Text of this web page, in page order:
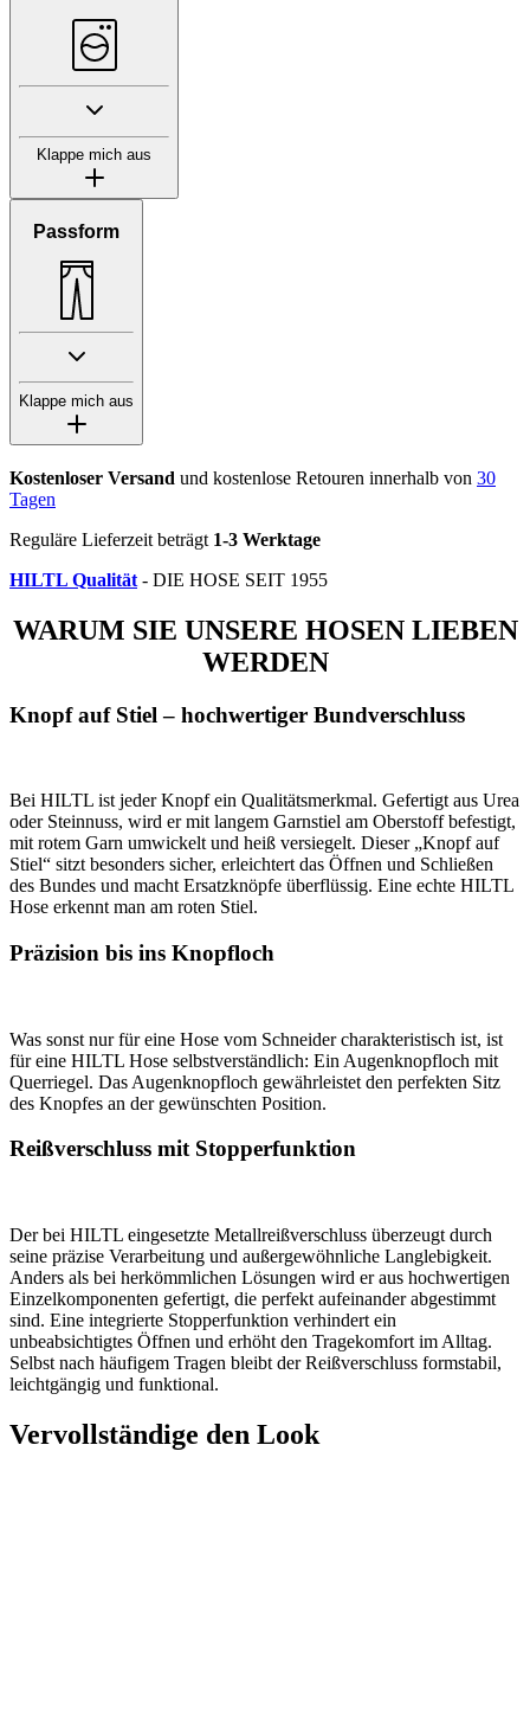
Klappe mich aus
Passform
Klappe mich aus
Kostenloser Versand und kostenlose Retouren innerhalb von 30
Tagen
Reguläre Lieferzeit beträgt 1-3 Werktage
HILTL Qualität - DIE HOSE SEIT 1955
WARUM SIE UNSERE HOSEN LIEBEN
WERDEN
Knopf auf Stiel – hochwertiger Bundverschluss
Bei HILTL ist jeder Knopf ein Qualitätsmerkmal. Gefertigt aus Urea
oder Steinnuss, wird er mit langem Garnstiel am Oberstoff befestigt,
mit rotem Garn umwickelt und heiß versiegelt. Dieser „Knopf auf
Stiel“ sitzt besonders sicher, erleichtert das Öffnen und Schließen
des Bundes und macht Ersatzknöpfe überflüssig. Eine echte HILTL
Hose erkennt man am roten Stiel.
Präzision bis ins Knopfloch
Was sonst nur für eine Hose vom Schneider charakteristisch ist, ist
für eine HILTL Hose selbstverständlich: Ein Augenknopfloch mit
Querriegel. Das Augenknopfloch gewährleistet den perfekten Sitz
des Knopfes an der gewünschten Position.
Reißverschluss mit Stopperfunktion
Der bei HILTL eingesetzte Metallreißverschluss überzeugt durch
seine präzise Verarbeitung und außergewöhnliche Langlebigkeit.
Anders als bei herkömmlichen Lösungen wird er aus hochwertigen
Einzelkomponenten gefertigt, die perfekt aufeinander abgestimmt
sind. Eine integrierte Stopperfunktion verhindert ein
unbeabsichtigtes Öffnen und erhöht den Tragekomfort im Alltag.
Selbst nach häufigem Tragen bleibt der Reißverschluss formstabil,
leichtgängig und funktional.
Vervollständige den Look